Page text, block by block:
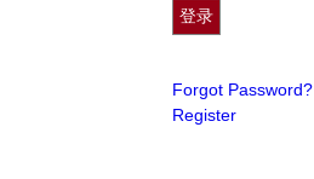
Forgot Password?
Register